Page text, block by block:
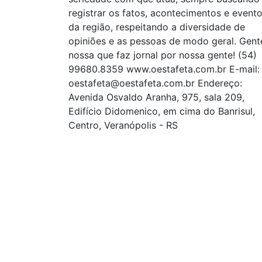
registrar os fatos, acontecimentos e
da região, respeitando a diversidade de
opiniões e as pessoas de modo geral.
nossa que faz jornal por nossa gente! (54)
99680.8359 www.oestafeta.com.br E-mail:
oestafeta@oestafeta.com.br Endereço:
Avenida Osvaldo Aranha, 975, sala 209,
Edifício Didomenico, em cima do Banrisul,
Centro, Veranópolis - RS